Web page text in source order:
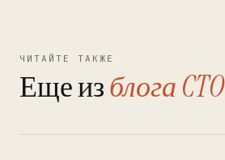
ЧИТАЙТЕ ТАКЖЕ
Еще изблога CTO